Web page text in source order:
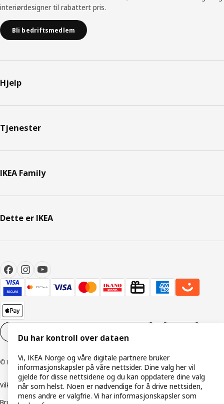
interiørdesigner til rabattert pris.
Bli bedriftsmedlem
Hjelp
Tjenester
IKEA Family
Dette er IKEA
© Inter IKEA Systems B.V. 1999–2026
Vilkår og betingelserRetningslinjer for personvern
Du har kontroll over dataen
Vi, IKEA Norge og våre digitale partnere bruker
informasjonskapsler på våre nettsider. Dine valg her vil
gjelde for disse nettsidene og du kan oppdatere dine valg
når som helst. Noen er nødvendige for å drive nettsiden,
mens andre er valgfrie. Vi har informasjonskapsler som